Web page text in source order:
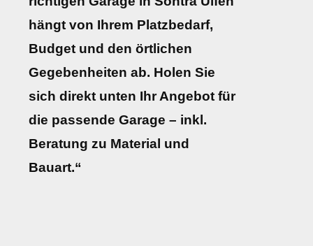
hängt von Ihrem Platzbedarf,
Budget und den örtlichen
Gegebenheiten ab. Holen Sie
sich direkt unten Ihr Angebot für
die passende Garage – inkl.
Beratung zu Material und
Bauart.“